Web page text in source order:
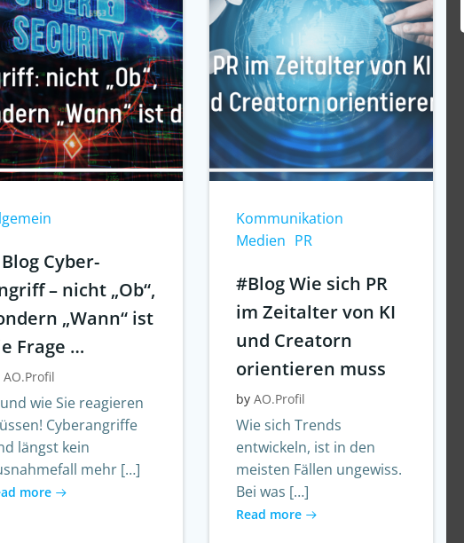
Cyber-
– nicht „Ob“,
„Wann“ ist
Frage …
AO.Profil
wie Sie reagieren
Cyberangriffe
längst kein
mehr […]
more
Kommunikation
Medien PR
#Blog Wie sich PR
im Zeitalter von KI
und Creatorn
orientieren muss
by AO.Profil
Wie sich Trends
entwickeln, ist in den
meisten Fällen ungewiss.
Bei was […]
Read more